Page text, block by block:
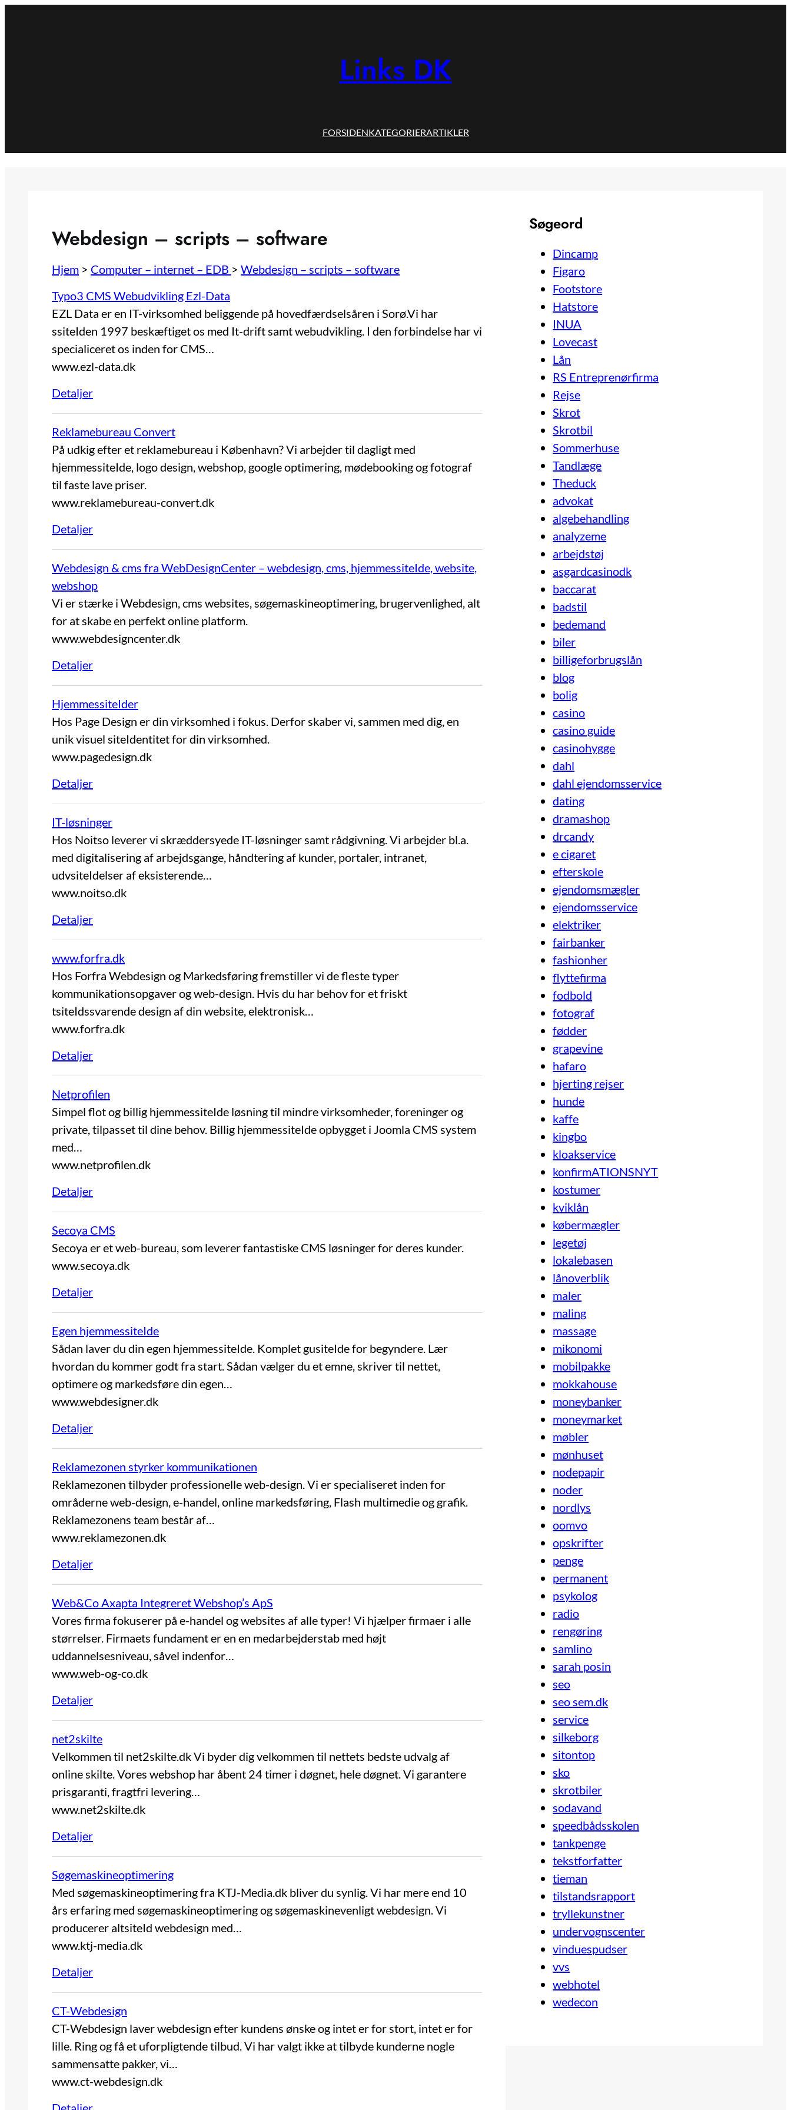
Links DK
FORSIDENKATEGORIERARTIKLER
Webdesign – scripts – software
Hjem > Computer – internet – EDB > Webdesign – scripts – software
Typo3 CMS Webudvikling Ezl-Data
EZL Data er en IT-virksomhed beliggende på hovedfærdselsåren i Sorø.Vi har
ssiteIden 1997 beskæftiget os med It-drift samt webudvikling. I den forbindelse har vi
specialiceret os inden for CMS…
www.ezl-data.dk
Detaljer
Reklamebureau Convert
På udkig efter et reklamebureau i København? Vi arbejder til dagligt med
hjemmessiteIde, logo design, webshop, google optimering, mødebooking og fotograf
til faste lave priser.
www.reklamebureau-convert.dk
Detaljer
Webdesign & cms fra WebDesignCenter – webdesign, cms, hjemmessiteIde, website,
webshop
Vi er stærke i Webdesign, cms websites, søgemaskineoptimering, brugervenlighed, alt
for at skabe en perfekt online platform.
www.webdesigncenter.dk
Detaljer
HjemmessiteIder
Hos Page Design er din virksomhed i fokus. Derfor skaber vi, sammen med dig, en
unik visuel siteIdentitet for din virksomhed.
www.pagedesign.dk
Detaljer
IT-løsninger
Hos Noitso leverer vi skræddersyede IT-løsninger samt rådgivning. Vi arbejder bl.a.
med digitalisering af arbejdsgange, håndtering af kunder, portaler, intranet,
udvsiteIdelser af eksisterende…
www.noitso.dk
Detaljer
www.forfra.dk
Hos Forfra Webdesign og Markedsføring fremstiller vi de fleste typer
kommunikationsopgaver og web-design. Hvis du har behov for et friskt
tsiteIdssvarende design af din website, elektronisk…
www.forfra.dk
Detaljer
Netprofilen
Simpel flot og billig hjemmessiteIde løsning til mindre virksomheder, foreninger og
private, tilpasset til dine behov. Billig hjemmessiteIde opbygget i Joomla CMS system
med…
www.netprofilen.dk
Detaljer
Secoya CMS
Secoya er et web-bureau, som leverer fantastiske CMS løsninger for deres kunder.
www.secoya.dk
Detaljer
Egen hjemmessiteIde
Sådan laver du din egen hjemmessiteIde. Komplet gusiteIde for begyndere. Lær
hvordan du kommer godt fra start. Sådan vælger du et emne, skriver til nettet,
optimere og markedsføre din egen…
www.webdesigner.dk
Detaljer
Reklamezonen styrker kommunikationen
Reklamezonen tilbyder professionelle web-design. Vi er specialiseret inden for
områderne web-design, e-handel, online markedsføring, Flash multimedie og grafik.
Reklamezonens team består af…
www.reklamezonen.dk
Detaljer
Web&Co Axapta Integreret Webshop’s ApS
Vores firma fokuserer på e-handel og websites af alle typer! Vi hjælper firmaer i alle
størrelser. Firmaets fundament er en en medarbejderstab med højt
uddannelsesniveau, såvel indenfor…
www.web-og-co.dk
Detaljer
net2skilte
Velkommen til net2skilte.dk Vi byder dig velkommen til nettets bedste udvalg af
online skilte. Vores webshop har åbent 24 timer i døgnet, hele døgnet. Vi garantere
prisgaranti, fragtfri levering…
www.net2skilte.dk
Detaljer
Søgemaskineoptimering
Med søgemaskineoptimering fra KTJ-Media.dk bliver du synlig. Vi har mere end 10
års erfaring med søgemaskineoptimering og søgemaskinevenligt webdesign. Vi
producerer altsiteId webdesign med…
www.ktj-media.dk
Detaljer
CT-Webdesign
CT-Webdesign laver webdesign efter kundens ønske og intet er for stort, intet er for
lille. Ring og få et uforpligtende tilbud. Vi har valgt ikke at tilbyde kunderne nogle
sammensatte pakker, vi…
www.ct-webdesign.dk
Søgeord
Dincamp
Figaro
Footstore
Hatstore
INUA
Lovecast
Lån
RS Entreprenørfirma
Rejse
Skrot
Skrotbil
Sommerhuse
Tandlæge
Theduck
advokat
algebehandling
analyzeme
arbejdstøj
asgardcasinodk
baccarat
badstil
bedemand
biler
billigeforbrugslån
blog
bolig
casino
casino guide
casinohygge
dahl
dahl ejendomsservice
dating
dramashop
drcandy
e cigaret
efterskole
ejendomsmægler
ejendomsservice
elektriker
fairbanker
fashionher
flyttefirma
fodbold
fotograf
fødder
grapevine
hafaro
hjerting rejser
hunde
kaffe
kingbo
kloakservice
konfirmATIONSNYT
kostumer
kviklån
købermægler
legetøj
lokalebasen
lånoverblik
maler
maling
massage
mikonomi
mobilpakke
mokkahouse
moneybanker
moneymarket
møbler
mønhuset
nodepapir
noder
nordlys
oomvo
opskrifter
penge
permanent
psykolog
radio
rengøring
samlino
sarah posin
seo
seo sem.dk
service
silkeborg
sitontop
sko
skrotbiler
sodavand
speedbådsskolen
tankpenge
tekstforfatter
tieman
tilstandsrapport
tryllekunstner
undervognscenter
vinduespudser
vvs
webhotel
wedecon